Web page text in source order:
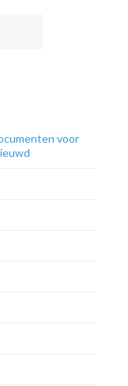
voor